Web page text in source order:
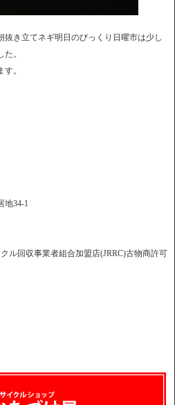
抜き立てネギ明日のびっくり日曜市は少し
。
。
地34-1
ル回収事業者組合加盟店(JRRC)古物商許可